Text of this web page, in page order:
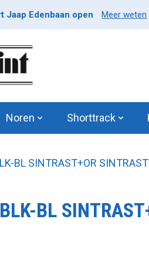
Jaap Edenbaan open Meer weten
Noren Shorttrack
BL SINTRAST+OR SINTRAST
BL